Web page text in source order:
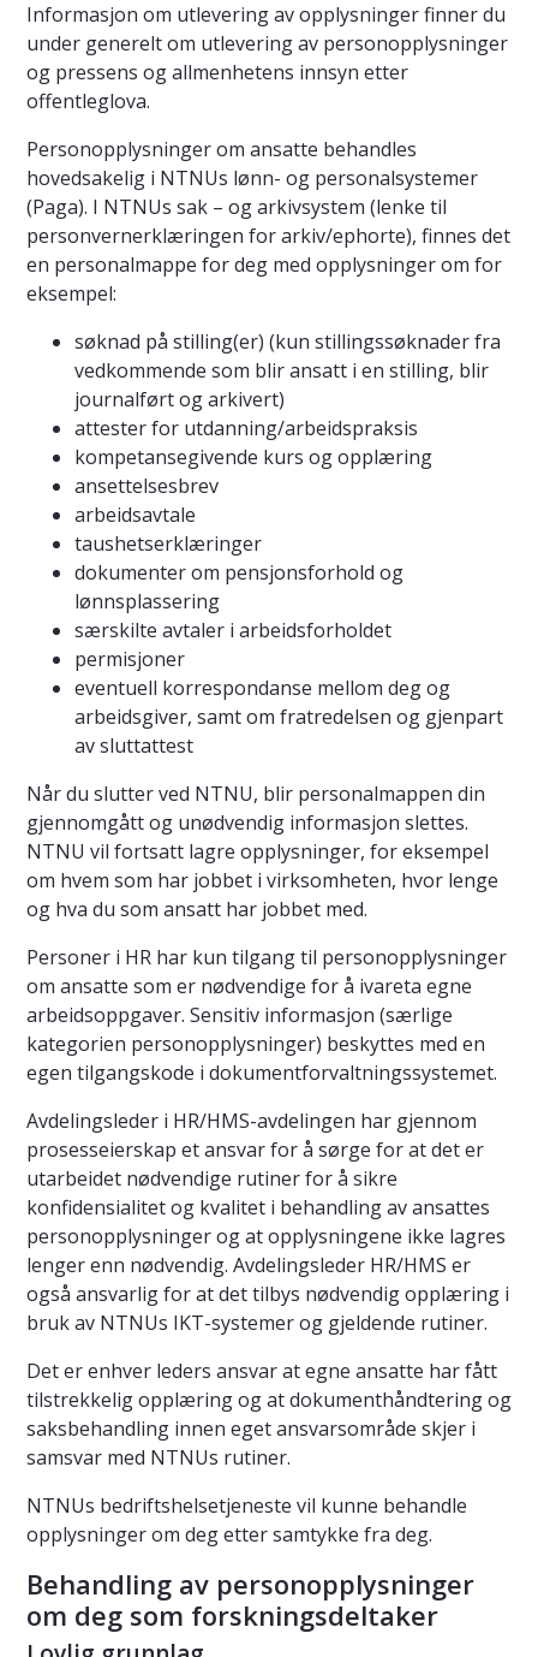
Informasjon om utlevering av opplysninger finner du
under generelt om utlevering av personopplysninger
og pressens og allmenhetens innsyn etter
offentleglova.
Personopplysninger om ansatte behandles
hovedsakelig i NTNUs lønn- og personalsystemer
(Paga). I NTNUs sak – og arkivsystem (lenke til
personvernerklæringen for arkiv/ephorte), finnes det
en personalmappe for deg med opplysninger om for
eksempel:
søknad på stilling(er) (kun stillingssøknader fra
vedkommende som blir ansatt i en stilling, blir
journalført og arkivert)
attester for utdanning/arbeidspraksis
kompetansegivende kurs og opplæring
ansettelsesbrev
arbeidsavtale
taushetserklæringer
dokumenter om pensjonsforhold og
lønnsplassering
særskilte avtaler i arbeidsforholdet
permisjoner
eventuell korrespondanse mellom deg og
arbeidsgiver, samt om fratredelsen og gjenpart
av sluttattest
Når du slutter ved NTNU, blir personalmappen din
gjennomgått og unødvendig informasjon slettes.
NTNU vil fortsatt lagre opplysninger, for eksempel
om hvem som har jobbet i virksomheten, hvor lenge
og hva du som ansatt har jobbet med.
Personer i HR har kun tilgang til personopplysninger
om ansatte som er nødvendige for å ivareta egne
arbeidsoppgaver. Sensitiv informasjon (særlige
kategorien personopplysninger) beskyttes med en
egen tilgangskode i dokumentforvaltningssystemet.
Avdelingsleder i HR/HMS-avdelingen har gjennom
prosesseierskap et ansvar for å sørge for at det er
utarbeidet nødvendige rutiner for å sikre
konfidensialitet og kvalitet i behandling av ansattes
personopplysninger og at opplysningene ikke lagres
lenger enn nødvendig. Avdelingsleder HR/HMS er
også ansvarlig for at det tilbys nødvendig opplæring i
bruk av NTNUs IKT-systemer og gjeldende rutiner.
Det er enhver leders ansvar at egne ansatte har fått
tilstrekkelig opplæring og at dokumenthåndtering og
saksbehandling innen eget ansvarsområde skjer i
samsvar med NTNUs rutiner.
NTNUs bedriftshelsetjeneste vil kunne behandle
opplysninger om deg etter samtykke fra deg.
Behandling av personopplysninger
om deg som forskningsdeltaker